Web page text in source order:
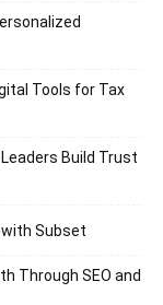
Tools for Tax
Build Trust
with Subset
Through SEO and